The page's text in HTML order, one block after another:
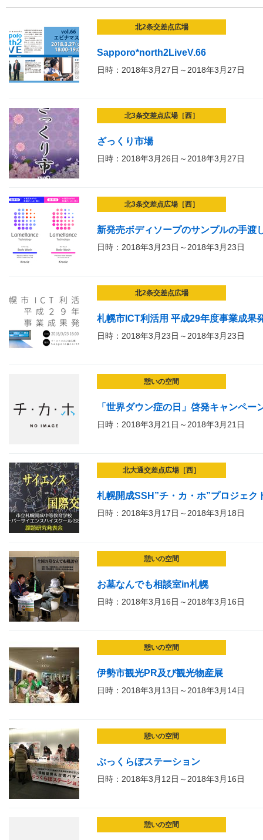
北2条交差点広場
Sapporo*north2LiveV.66
日時：2018年3月27日～2018年3月27日
北3条交差点広場［西］
ざっくり市場
日時：2018年3月26日～2018年3月27日
北3条交差点広場［西］
新発売ボディソープのサンプルの手渡
日時：2018年3月23日～2018年3月23日
北2条交差点広場
札幌市ICT利活用 平成29年度事業成果
日時：2018年3月23日～2018年3月23日
憩いの空間
「世界ダウン症の日」啓発キャンペー
日時：2018年3月21日～2018年3月21日
北大通交差点広場［西］
札幌開成SSH”チ・カ・ホ”プロジェク
日時：2018年3月17日～2018年3月18日
憩いの空間
お墓なんでも相談室in札幌
日時：2018年3月16日～2018年3月16日
憩いの空間
伊勢市観光PR及び観光物産展
日時：2018年3月13日～2018年3月14日
憩いの空間
ぶっくらぼステーション
日時：2018年3月12日～2018年3月16日
憩いの空間